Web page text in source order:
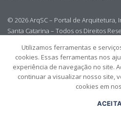
© 2026 ArqSC – Portal de Arquitetura,
Santa Catarina – Todos os Direitos
Utilizamos ferramentas e
cookies. Essas ferramentas nos
experiência de navegação no site.
continuar a visualizar nosso site,
cookies em